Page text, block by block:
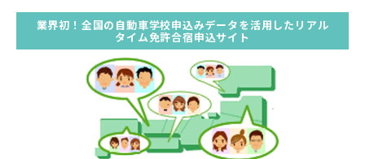
業界初！全国の自動車学校申込みデータを活用したリアル
タイム免許合宿申込サイト